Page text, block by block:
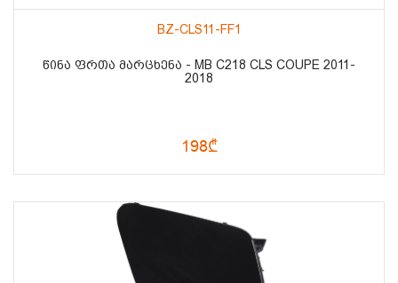
BZ-CLS11-FF1
ᲬᲘᲜᲐ ᲤᲠᲗᲐ ᲛᲐᲠᲪᲮᲔᲜᲐ - MB C218 CLS COUPE 2011-
2018
198₾